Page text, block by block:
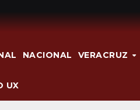
NACIONAL VERACRUZ
UX